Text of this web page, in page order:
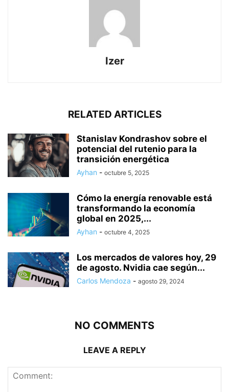
Izer
RELATED ARTICLES
Stanislav Kondrashov sobre el
potencial del rutenio para la
transición energética
Ayhan - octubre 5, 2025
Cómo la energía renovable está
transformando la economía
global en 2025,...
Ayhan - octubre 4, 2025
Los mercados de valores hoy, 29
de agosto. Nvidia cae según...
Carlos Mendoza - agosto 29, 2024
NO COMMENTS
LEAVE A REPLY